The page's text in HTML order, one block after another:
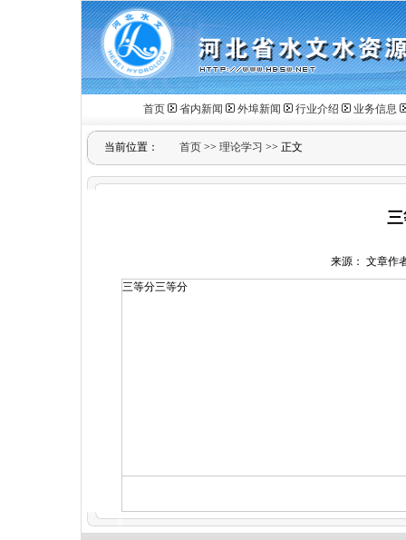
首页 省内新闻 外埠新闻 行业介绍 业务信息
当前位置： 首页 >> 理论学习 >> 正文
来源： 文章作
三等分三等分